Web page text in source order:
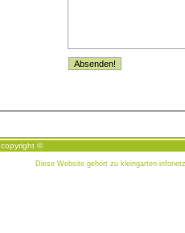
copyright ©
Diese Website gehört zu kleingarten-